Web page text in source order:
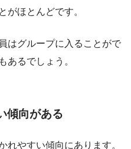
がほとんどです。
はグループに入ることがで
あるでしょう。
傾向がある
れやすい傾向にあります。